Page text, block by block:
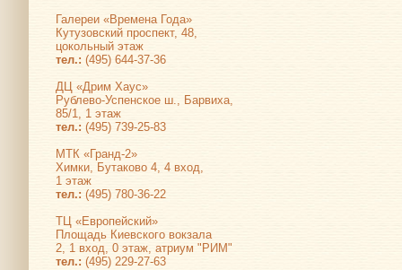
Галереи «Времена Года»
Кутузовский проспект, 48,
цокольный этаж
тел.: (495) 644-37-36
ДЦ «Дрим Хаус»
Рублево-Успенское ш., Барвиха,
85/1, 1 этаж
тел.: (495) 739-25-83
МТК «Гранд-2»
Химки, Бутаково 4, 4 вход,
1 этаж
тел.: (495) 780-36-22
ТЦ «Европейский»
Площадь Киевского вокзала
2, 1 вход, 0 этаж, атриум "РИМ"
тел.: (495) 229-27-63